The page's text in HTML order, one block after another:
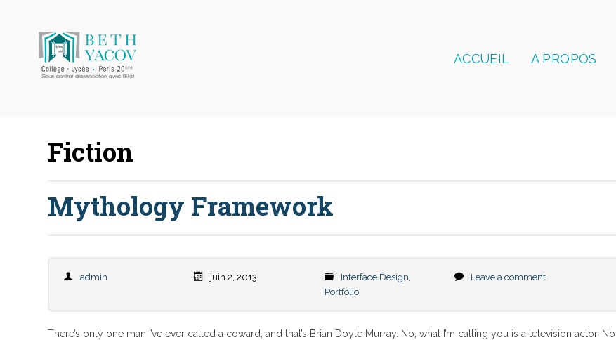
ACCUEIL A PROPOS
Fiction
Mythology Framework
admin juin 2, 2013 Interface Design,
Portfolio
Leave a comment
There’s only one man I’ve ever called a coward, and that’s Brian Doyle Murray. No, what I’m calling you is a television actor. No…